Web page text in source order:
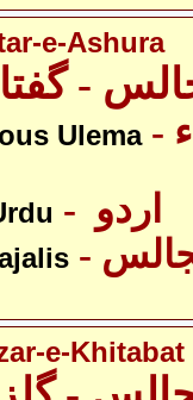
e-Ashura
Ulema
e-Khitabat